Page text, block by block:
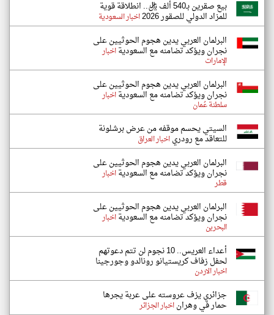
بيع صقرين بـ540 ألف ريال.. انطلاقة قوية
للمزاد الدولي للصقور 2026 اخبار السعودية
البرلمان العربي يدين هجوم الحوثيين على
نجران ويؤكد تضامنه مع السعوديةاخبار
الإمارات
البرلمان العربي يدين هجوم الحوثيين على
نجران ويؤكد تضامنه مع السعوديةاخبار
سلطنة عُمان
السيتي يحسم موقفه من عرض برشلونة
للتعاقد مع رودرياخبار العراق
البرلمان العربي يدين هجوم الحوثيين على
نجران ويؤكد تضامنه مع السعوديةاخبار
قطر
البرلمان العربي يدين هجوم الحوثيين على
نجران ويؤكد تضامنه مع السعوديةاخبار
البحرين
أعداء العريس.. 10 نجوم لن تتم دعوتهم
لحفل زفاف كريستيانو رونالدو وجورجينا
اخبار الاردن
جزائري يزف عروسته على عربة يجرها
حمار في وهراناخبار الجزائر